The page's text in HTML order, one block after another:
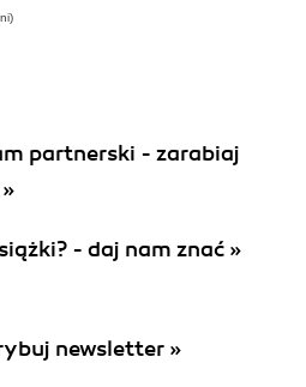
partnerski - zarabiaj
- daj nam znać »
newsletter »